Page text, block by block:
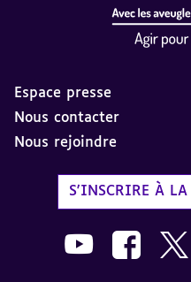
Espace presse
Nous contacter
Nous rejoindre
S'INSCRIRE À LA
Nous suivre sur
Nous